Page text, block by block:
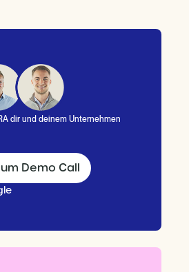
dir und deinem Unternehmen
Demo Call